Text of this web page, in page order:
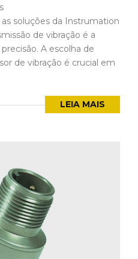
soluções da Instrumation
de vibração é a
A escolha de
de vibração é crucial em
LEIA MAIS